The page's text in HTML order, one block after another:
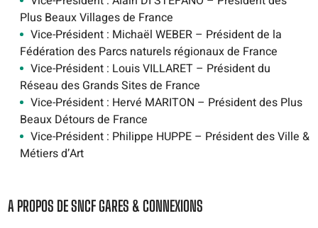
Plus Beaux Villages de France
Vice-Président : Michaël WEBER – Président de la
Fédération des Parcs naturels régionaux de France
Vice-Président : Louis VILLARET – Président du
Réseau des Grands Sites de France
Vice-Président : Hervé MARITON – Président des Plus
Beaux Détours de France
Vice-Président : Philippe HUPPE – Président des Ville &
Métiers d’Art
A PROPOS DE SNCF GARES & CONNEXIONS